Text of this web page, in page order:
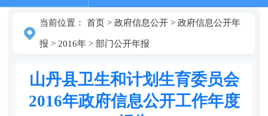
当前位置： 首页> 政府信息公开> 政府信息公开年
报 > 2016年> 部门公开年报
山丹县卫生和计划生育委员会
2016年政府信息公开工作年度